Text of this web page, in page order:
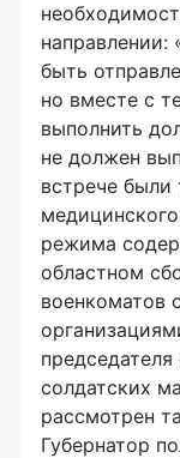
быть
но вместе с
выполнить
не должен
встрече
режима
областном
военкоматов
солдатских
рассмотрен
Губернатор